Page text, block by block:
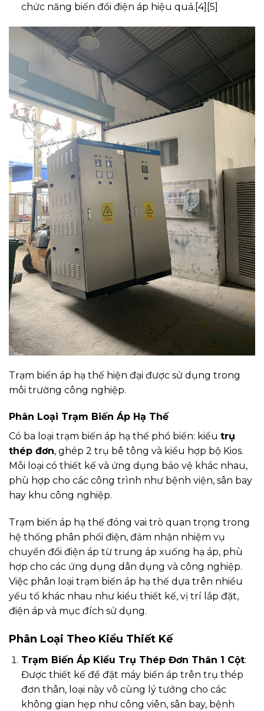
chức năng biến đổi điện áp hiệu quả.[4][5]
Trạm biến áp hạ thế hiện đại được sử dụng trong
môi trường công nghiệp.
Phân Loại Trạm Biến Áp Hạ Thế
Có ba loại trạm biến áp hạ thế phổ biến: kiểu trụ
thép đơn, ghép 2 trụ bê tông và kiểu hợp bộ Kios.
Mỗi loại có thiết kế và ứng dụng bảo vệ khác nhau,
phù hợp cho các công trình như bệnh viện, sân bay
hay khu công nghiệp.
Trạm biến áp hạ thế đóng vai trò quan trọng trong
hệ thống phân phối điện, đảm nhận nhiệm vụ
chuyển đổi điện áp từ trung áp xuống hạ áp, phù
hợp cho các ứng dụng dân dụng và công nghiệp.
Việc phân loại trạm biến áp hạ thế dựa trên nhiều
yếu tố khác nhau như kiểu thiết kế, vị trí lắp đặt,
điện áp và mục đích sử dụng.
Phân Loại Theo Kiểu Thiết Kế
Trạm Biến Áp Kiểu Trụ Thép Đơn Thân 1 Cột:
Được thiết kế để đặt máy biến áp trên trụ thép
đơn thân, loại này vô cùng lý tưởng cho các
không gian hẹp như công viên, sân bay, bệnh